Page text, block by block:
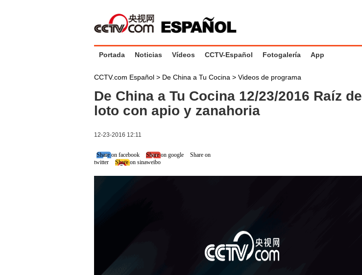
Portada Noticias Vídeos CCTV-Español Fotogalería App
CCTV.com Español > De China a Tu Cocina > Videos de programa
De China a Tu Cocina 12/23/2016 Raíz de
loto con apio y zanahoria
12-23-2016 12:11
Share on facebook Share on google
Share on
twitter
Share on sinaweibo